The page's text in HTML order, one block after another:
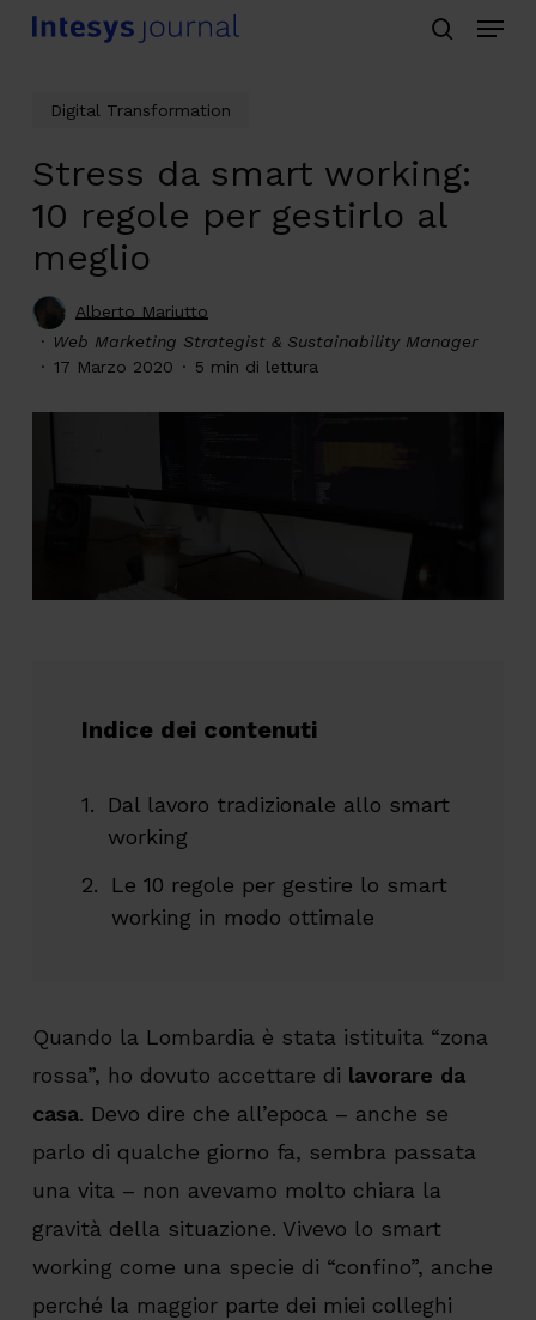
Skip
Menu
Digital Transformation
Stress da smart working:
10 regole per gestirlo al
meglio
Alberto Mariutto
Web Marketing Strategist & Sustainability Manager
17 Marzo 2020
5 min di lettura
Indice dei contenuti
Dal lavoro tradizionale allo smart
working
Le 10 regole per gestire lo smart
working in modo ottimale
Quando la Lombardia è stata istituita “zona
rossa”, ho dovuto accettare di lavorare da
casa. Devo dire che all’epoca – anche se
parlo di qualche giorno fa, sembra passata
una vita – non avevamo molto chiara la
gravità della situazione. Vivevo lo smart
working come una specie di “confino”, anche
perché la maggior parte dei miei colleghi